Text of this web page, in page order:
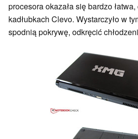
procesora okazała się bardzo
kadłubkach Clevo. Wystarczyło w
spodnią pokrywę, odkręcić